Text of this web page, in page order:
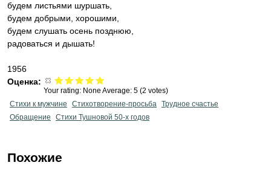
будем листьями шуршать,
будем добрыми, хорошими,
будем слушать осень позднюю,
радоваться и дышать!
1956
Оценка:
Your rating: None Average: 5 (2 votes)
Стихи к мужчине
Стихотворение-просьба Трудное счастье
Обращение
Стихи Тушновой 50-х годов
Похожие